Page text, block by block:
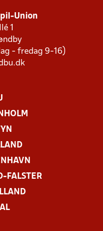
Union
1
- fredag 9-16)
FALSTER